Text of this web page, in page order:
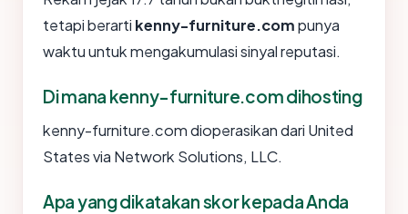
tetapi berarti kenny-furniture.compunya
waktu untuk mengakumulasi sinyal reputasi.
Di mana kenny-furniture.com dihosting
kenny-furniture.com dioperasikan dari United
States via Network Solutions, LLC.
Apa yang dikatakan skor kepada Anda